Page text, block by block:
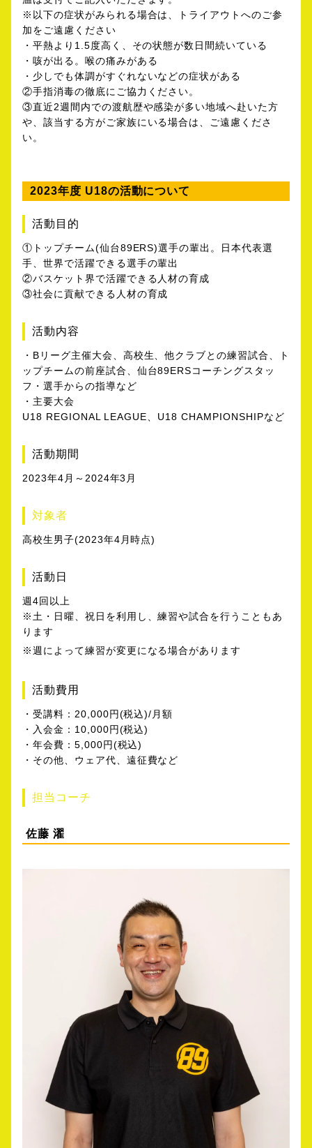
※以下の症状がみられる場合は、トライアウトへのご参
加をご遠慮ください
・平熱より1.5度高く、その状態が数日間続いている
・咳が出る。喉の痛みがある
・少しでも体調がすぐれないなどの症状がある
②手指消毒の徹底にご協力ください。
③直近2週間内での渡航歴や感染が多い地域へ赴いた方
や、該当する方がご家族にいる場合は、ご遠慮くださ
い。
2023年度 U18の活動について
活動目的
①トップチーム(仙台89ERS)選手の輩出。日本代表選
手、世界で活躍できる選手の輩出
②バスケット界で活躍できる人材の育成
③社会に貢献できる人材の育成
活動内容
・Bリーグ主催大会、高校生、他クラブとの練習試合、ト
ップチームの前座試合、仙台89ERSコーチングスタッ
フ・選手からの指導など
・主要大会
U18 REGIONAL LEAGUE、U18 CHAMPIONSHIPなど
活動期間
2023年4月～2024年3月
対象者
高校生男子(2023年4月時点)
活動日
週4回以上
※土・日曜、祝日を利用し、練習や試合を行うこともあ
ります
※週によって練習が変更になる場合があります
活動費用
・受講料：20,000円(税込)/月額
・入会金：10,000円(税込)
・年会費：5,000円(税込)
・その他、ウェア代、遠征費など
担当コーチ
佐藤 濯